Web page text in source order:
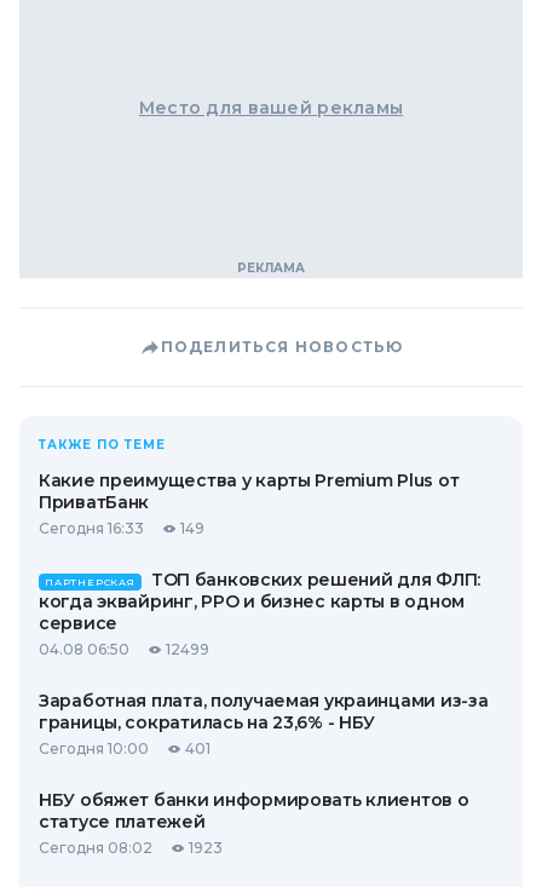
Место для вашей рекламы
ПОДЕЛИТЬСЯ НОВОСТЬЮ
ТАКЖЕ ПО ТЕМЕ
Какие преимущества у карты Premium Plus от
ПриватБанк
Сегодня 16:33 149
ПАРТНЕРСКАЯ
ТОП банковских решений для ФЛП:
когда эквайринг, РРО и бизнес карты в одном
сервисе
04.08 06:50 12499
Заработная плата, получаемая украинцами из-за
границы, сократилась на 23,6% - НБУ
Сегодня 10:00 401
НБУ обяжет банки информировать клиентов о
статусе платежей
Сегодня 08:02 1923